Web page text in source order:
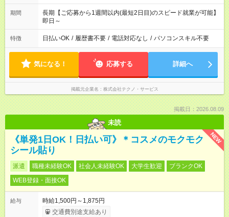
期間
長期【ご応募から1週間以内(最短2日目)のスピード就業が可能】
即日～
特徴 日払いOK / 履歴書不要 / 電話対応なし / パソコンスキル不要
気になる！ 応募する 詳細へ
掲載元企業名 株式会社テクノ・サービス
掲載日：2026.08.09
未読
NEW
《単発1日OK！日払い可》＊コスメのモクモク
シール貼り
派遣 職種未経験OK 社会人未経験OK 大学生歓迎
ブランクOK
WEB登録・面接OK
給与
時給1,500円～1,875円
交通費別途支給あり